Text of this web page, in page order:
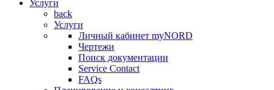
Услуги
back
Услуги
Личный кабинет myNORD
Чертежи
Поиск документации
Service Contact
FAQs